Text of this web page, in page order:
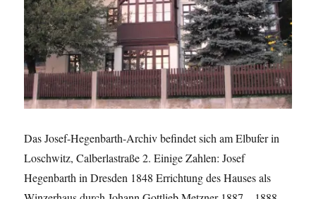
Das Josef-Hegenbarth-Archiv befindet sich am Elbufer in
Loschwitz, Calberlastraße 2. Einige Zahlen: Josef
Hegenbarth in Dresden 1848 Errichtung des Hauses als